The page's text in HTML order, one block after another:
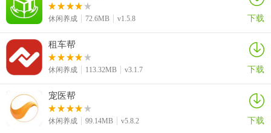
虽然已有众多不断更新的精彩有语音包素材，但玩家可以将语音包和
需求！新版本还新增了支持本地音频导入功能，给你的语音增加更多
玩法！
1.【新增】变声短视频多种音效
2.【新增】语音收藏可自定义文件夹
休闲养成 72.6MB v1.5.8 下载
租车帮
休闲养成 113.32MB v3.1.7 下载
宠医帮
休闲养成 99.14MB v5.8.2 下载